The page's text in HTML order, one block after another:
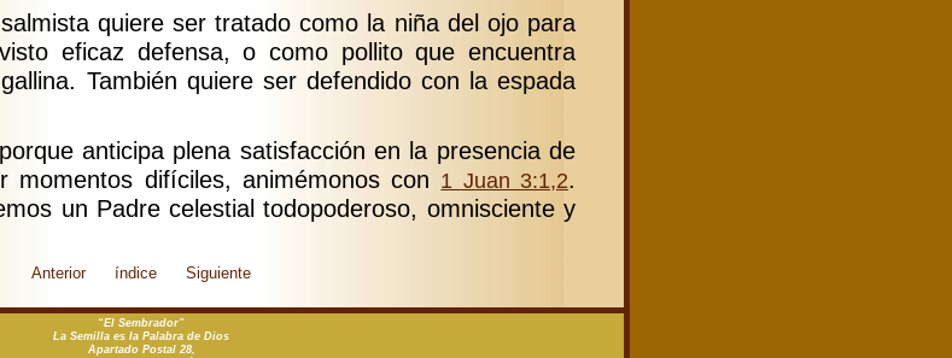
quiere ser tratado como la niña del ojo para
eficaz defensa, o como pollito que encuentra
También quiere ser defendido con la espada
anticipa plena satisfacción en la presencia de
momentos difíciles, animémonos con 1 Juan 3:1,2.
un Padre celestial todopoderoso, omnisciente y
Anterior índice Siguiente
“El Sembrador”
La Semilla es la Palabra de Dios
Apartado Postal 28,